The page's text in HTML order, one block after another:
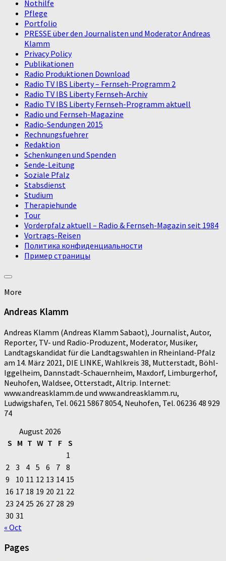
Nothilfe
Pflege
Portfolio
PRESSE über den Journalisten und Moderator Andreas
Klamm
Privacy Policy
Publikationen
Radio Produktionen Download
Radio TV IBS Liberty – Fernseh-Programm 2
Radio TV IBS Liberty Fernseh-Archiv
Radio TV IBS Liberty Fernseh-Programm aktuell
Radio und Fernseh-Magazine
Radio-Sendungen 2015
Rechnungsfuehrer
Redaktion
Schenkungen und Spenden
Sende-Leitung
Soziale Pfalz
Stabsdienst
Studium
Therapiehunde
Tour
Vorderpfalz aktuell – Radio & Fernseh-Magazin seit 1984
Vortrags-Reisen
Политика конфиденциальности
Пример страницы
More
Andreas Klamm
Andreas Klamm (Andreas Klamm Sabaot), Journalist, Autor,
Reporter, TV- und Radio-Produzent, Moderator, Musiker,
Landtagskandidat für die Landtagswahlen in Rheinland-Pfalz
am 14. März 2021, DIE LINKE, Wahlkreis 38, Mutterstadt, Böhl-
Iggelheim, Dannstadt-Schauernheim, Maxdorf, Limburgerhof,
Neuhofen, Waldsee, Otterstadt, Altrip. Internet:
www.andreasklamm.de und www.andreasklamm.ru,
Ludwigshafen, Tel. 0621 5867 8054, Neuhofen, Tel. 06236 48 929
74
August 2026
S M T W T F S
1
2 3 4 5 6 7 8
9
10 11 12 13 14 15
16 17 18 19 20 21 22
23 24 25 26 27 28 29
30 31
« Oct
Pages